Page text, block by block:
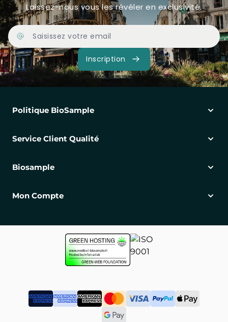
Laissez-nous vous les révéler en exclusivité.
Adresse Email
Inscription
Politique BioSample
Service Client Qualité
Biosample
Mon Compte